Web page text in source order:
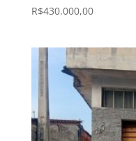
R$430.000,00